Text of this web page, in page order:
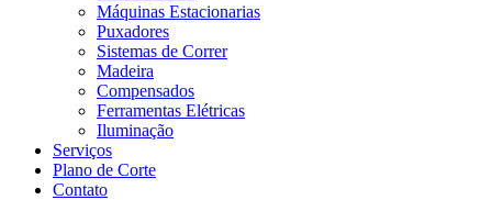
Máquinas Estacionarias
Puxadores
Sistemas de Correr
Madeira
Compensados
Ferramentas Elétricas
Iluminação
Serviços
Plano de Corte
Contato